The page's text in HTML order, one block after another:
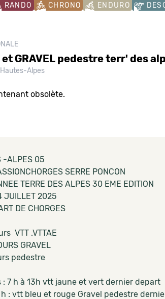
RANDO CHRONO ENDURO
et GRAVEL pedestre terr' des
Alpes
obsolète.
-ALPES 05
SERRE PONCON
TERRE DES ALPES 30 EME EDITION
JUILLET 2025
DE CHORGES
VTT .VTTAE
GRAVEL
pedestre
: 7 h à 13h vtt jaune et vert dernier depart
h : vtt bleu et rouge Gravel pedestre